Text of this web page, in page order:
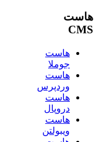
هاست
CMS
هاست
جوملا
هاست
وردپرس
هاست
دروپال
هاست
ویبولتن